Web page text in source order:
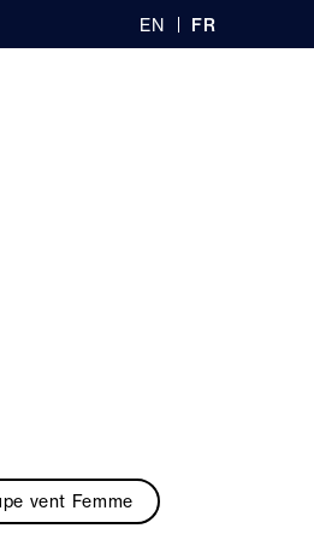
EN FR
vent Femme